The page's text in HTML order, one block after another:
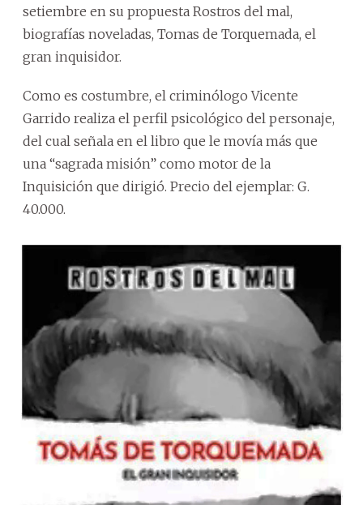
setiembre en su propuesta Rostros del mal,
biografías noveladas, Tomas de Torquemada, el
gran inquisidor.
Como es costumbre, el criminólogo Vicente
Garrido realiza el perfil psicológico del personaje,
del cual señala en el libro que le movía más que
una “sagrada misión” como motor de la
Inquisición que dirigió. Precio del ejemplar: G.
40.000.